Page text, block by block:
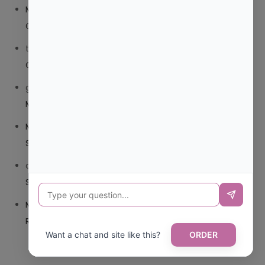
Mariana Pozo
COMPUESTO O TRIBEDOCE DX?
trolls_pipis
O TRIBEDOCE DX?
giovannaservin220
MUNICIPIO?
Mariana Pozo
SANITARIA CANARIA?
carmenharacil
SANITARIA CANARIA?
Mariana Pozoen¿CUAL ES CODIGO POSTAL DE
REPUBLICA DOMINICANA?
Want a chat and site like this? ORDER